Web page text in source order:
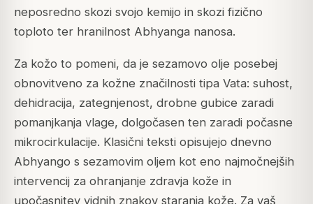
neposredno skozi svojo kemijo in skozi fizično
toploto ter hranilnost Abhyanga nanosa.
Za kožo to pomeni, da je sezamovo olje posebej
obnovitveno za kožne značilnosti tipa Vata: suhost,
dehidracija, zategnjenost, drobne gubice zaradi
pomanjkanja vlage, dolgočasen ten zaradi počasne
mikrocirkulacije. Klasični teksti opisujejo dnevno
Abhyango s sezamovim oljem kot eno najmočnejših
intervencij za ohranjanje zdravja kože in
upočasnitev vidnih znakov staranja kože. Za vaš